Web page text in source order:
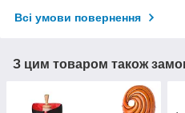
Всі умови повернення
З цим товаром також